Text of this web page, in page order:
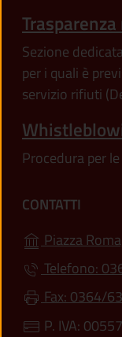
Sezione
per i quali è
servizio rifiuti
Procedura per
CONTATTI
Piazza
Telefono:
Fax: 0364/
P. IVA: